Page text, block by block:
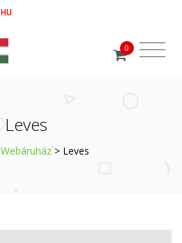
HU
0
Leves
Webáruház> Leves